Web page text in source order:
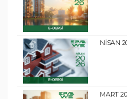
NİSAN
MART